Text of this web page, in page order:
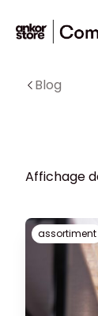
Blog
Affichage
assortiment